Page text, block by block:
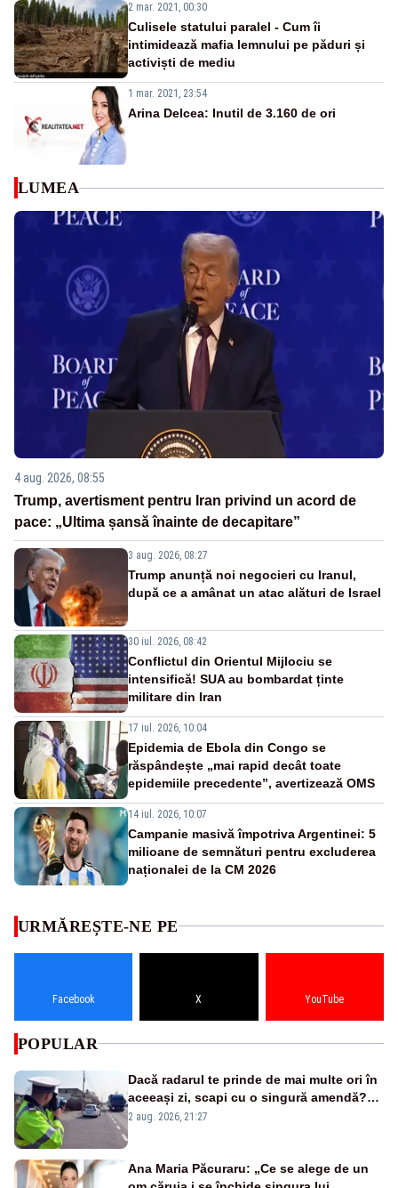
2 mar. 2021, 00:30
Culisele statului paralel - Cum îi
intimidează mafia lemnului pe păduri și
activiști de mediu
1 mar. 2021, 23:54
Arina Delcea: Inutil de 3.160 de ori
LUMEA
4 aug. 2026, 08:55
Trump, avertisment pentru Iran privind un acord de
pace: „Ultima șansă înainte de decapitare”
3 aug. 2026, 08:27
Trump anunță noi negocieri cu Iranul,
după ce a amânat un atac alături de Israel
30 iul. 2026, 08:42
Conflictul din Orientul Mijlociu se
intensifică! SUA au bombardat ținte
militare din Iran
17 iul. 2026, 10:04
Epidemia de Ebola din Congo se
răspândește „mai rapid decât toate
epidemiile precedente”, avertizează OMS
14 iul. 2026, 10:07
Campanie masivă împotriva Argentinei: 5
milioane de semnături pentru excluderea
naționalei de la CM 2026
URMĂREȘTE-NE PE
Facebook X YouTube
POPULAR
Dacă radarul te prinde de mai multe ori în
aceeași zi, scapi cu o singură amendă?
Ce spune legea
2 aug. 2026, 21:27
Ana Maria Păcuraru: „Ce se alege de un